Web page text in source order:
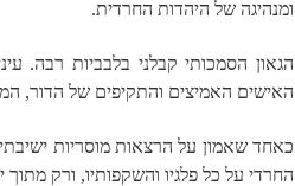
ומנהיגה של היהדות החרדית.
הגאון הסמכותי קבלני בלבביות רבה.
האישים האמיצים והתקיפים של הדור,
כאחד שאמון על הרצאות מוסריות
החרדי על כל פלגיו והשקפותיו, ורק